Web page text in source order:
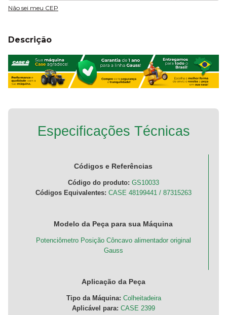
Não sei meu CEP
Descrição
Especificações Técnicas
Códigos e Referências
Código do produto: GS10033
Códigos Equivalentes: CASE 48199441 / 87315263
Modelo da Peça para sua Máquina
Potenciômetro Posição Côncavo alimentador original
Gauss
Aplicação da Peça
Tipo da Máquina: Colheitadeira
Aplicável para: CASE 2399